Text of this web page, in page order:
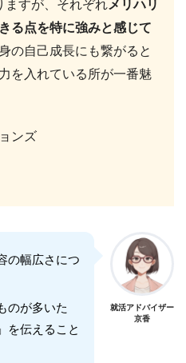
ますが、それぞれメリハリ
る点を特に強みと感じて
の自己成長にも繋がると
を入れている所が一番魅
ンズ
の幅広さにつ
のが多いた
を伝えること
就活アドバイザー
京香